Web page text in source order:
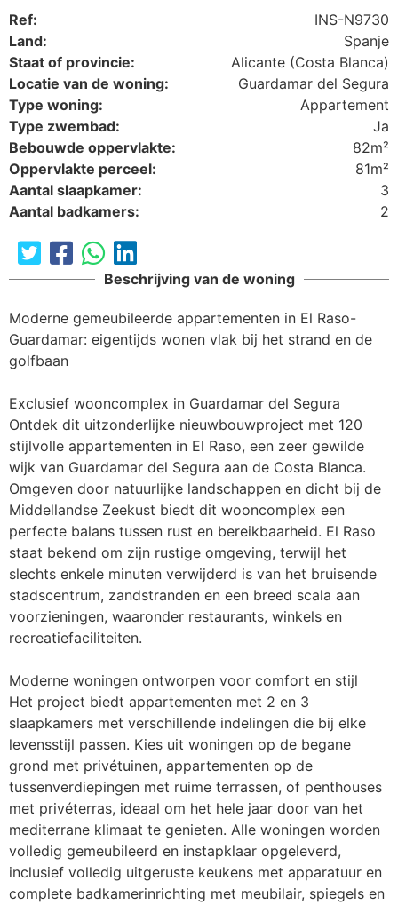
Ref:
INS-N9730
Land:
Spanje
Staat of provincie:
Alicante (Costa Blanca)
Locatie van de woning:
Guardamar del Segura
Type woning:
Appartement
Type zwembad:
Ja
Bebouwde oppervlakte:
82m²
Oppervlakte perceel:
81m²
Aantal slaapkamer:
3
Aantal badkamers:
2
Beschrijving van de woning
Moderne gemeubileerde appartementen in El Raso-
Guardamar: eigentijds wonen vlak bij het strand en de
golfbaan
Exclusief wooncomplex in Guardamar del Segura
Ontdek dit uitzonderlijke nieuwbouwproject met 120
stijlvolle appartementen in El Raso, een zeer gewilde
wijk van Guardamar del Segura aan de Costa Blanca.
Omgeven door natuurlijke landschappen en dicht bij de
Middellandse Zeekust biedt dit wooncomplex een
perfecte balans tussen rust en bereikbaarheid. El Raso
staat bekend om zijn rustige omgeving, terwijl het
slechts enkele minuten verwijderd is van het bruisende
stadscentrum, zandstranden en een breed scala aan
voorzieningen, waaronder restaurants, winkels en
recreatiefaciliteiten.
Moderne woningen ontworpen voor comfort en stijl
Het project biedt appartementen met 2 en 3
slaapkamers met verschillende indelingen die bij elke
levensstijl passen. Kies uit woningen op de begane
grond met privétuinen, appartementen op de
tussenverdiepingen met ruime terrassen, of penthouses
met privéterras, ideaal om het hele jaar door van het
mediterrane klimaat te genieten. Alle woningen worden
volledig gemeubileerd en instapklaar opgeleverd,
inclusief volledig uitgeruste keukens met apparatuur en
complete badkamerinrichting met meubilair, spiegels en